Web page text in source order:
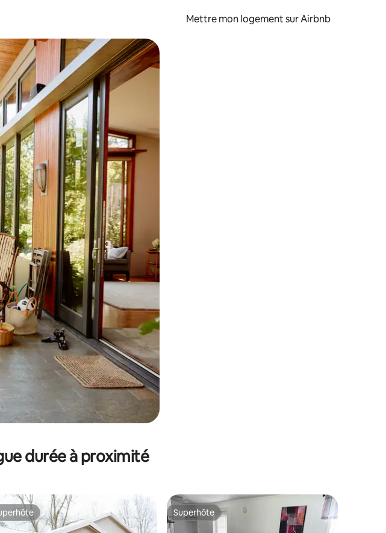
Mettre mon logement sur Airbnb
ou en appuyant et en faisant glisser.
durée à proximité
Superhôte
Superhôte